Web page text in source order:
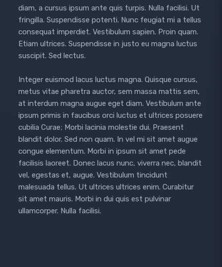
diam, a cursus ipsum ante quis turpis. Nulla facilisi. Ut
fringilla. Suspendisse potenti. Nunc feugiat mi a tellus
consequat imperdiet. Vestibulum sapien. Proin quam.
Etiam ultrices. Suspendisse in justo eu magna luctus
suscipit. Sed lectus.
Integer euismod lacus luctus magna. Quisque cursus,
metus vitae pharetra auctor, sem massa mattis sem,
at interdum magna augue eget diam. Vestibulum ante
ipsum primis in faucibus orci luctus et ultrices posuere
cubilia Curae; Morbi lacinia molestie dui. Praesent
blandit dolor. Sed non quam. In vel mi sit amet augue
congue elementum. Morbi in ipsum sit amet pede
facilisis laoreet. Donec lacus nunc, viverra nec, blandit
vel, egestas et, augue. Vestibulum tincidunt
malesuada tellus. Ut ultrices ultrices enim. Curabitur
sit amet mauris. Morbi in dui quis est pulvinar
ullamcorper. Nulla facilisi.